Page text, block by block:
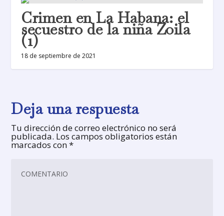
Crimen en La Habana: el
secuestro de la niña Zoila
(1)
18 de septiembre de 2021
Deja una respuesta
Tu dirección de correo electrónico no será
publicada. Los campos obligatorios están
marcados con*